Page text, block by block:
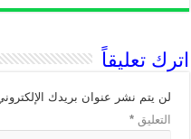
اترك تعليقاً
لن يتم نشر عنوان بريدك
التعليق*